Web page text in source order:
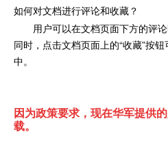
如何对文档进行评论和收藏？
用户可以在文档页面下方的评
同时，点击文档页面上的“收藏”按
中。
因为政策要求，现在华军提供
载。